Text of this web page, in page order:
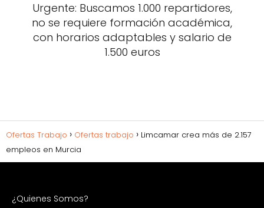
Urgente: Buscamos 1.000 repartidores,
no se requiere formación académica,
con horarios adaptables y salario de
1.500 euros
Ofertas Trabajo Ofertas trabajo
Limcamar crea más de 2.157
empleos en Murcia
¿Quienes Somos?